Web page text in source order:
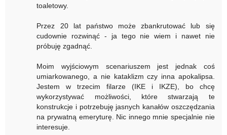
toaletowy.
Przez 20 lat państwo może zbankrutować lub się
cudownie rozwinąć - ja tego nie wiem i nawet nie
próbuję zgadnąć.
Moim wyjściowym scenariuszem jest jednak coś
umiarkowanego, a nie kataklizm czy inna apokalipsa.
Jestem w trzecim filarze (IKE i IKZE), bo chcę
wykorzystywać możliwości, które stwarzają te
konstrukcje i potrzebuję jasnych kanałów oszczędzania
na prywatną emeryturę. Nic innego mnie specjalnie nie
interesuje.